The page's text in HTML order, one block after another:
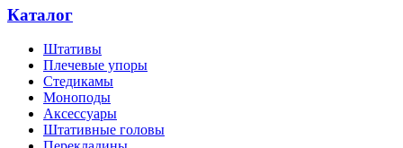
Каталог
Штативы
Плечевые упоры
Стедикамы
Моноподы
Аксессуары
Штативные головы